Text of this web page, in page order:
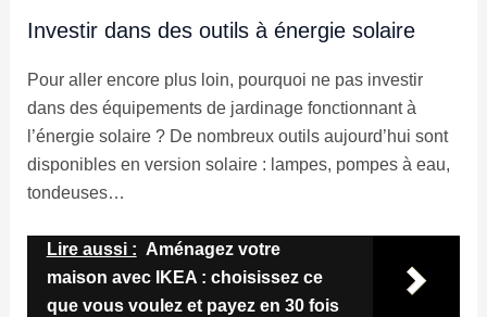
Investir dans des outils à énergie solaire
Pour aller encore plus loin, pourquoi ne pas investir
dans des équipements de jardinage fonctionnant à
l’énergie solaire ? De nombreux outils aujourd’hui sont
disponibles en version solaire : lampes, pompes à eau,
tondeuses…
Lire aussi : Aménagez votre
maison avec IKEA : choisissez ce
que vous voulez et payez en 30 fois